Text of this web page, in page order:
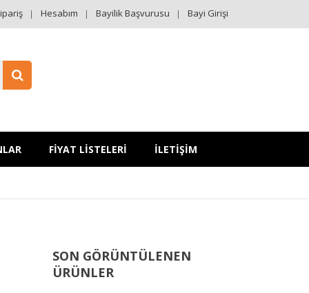
Hesabım Bayilik Başvurusu Bayi Girişi
FİYAT LİSTELERİ İLETİŞİM
SON GÖRÜNTÜLENEN
ÜRÜNLER